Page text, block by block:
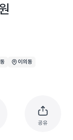
이의동
공유